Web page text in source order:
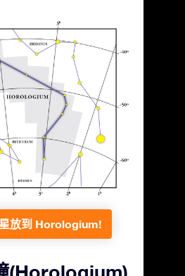
放到 Horologium!